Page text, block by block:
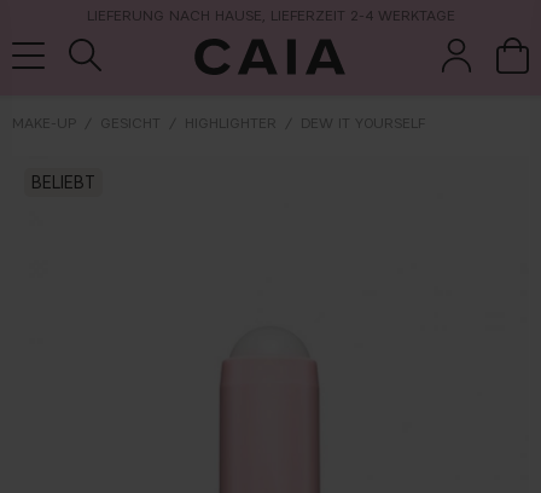
LIEFERUNG NACH HAUSE, LIEFERZEIT 2-4 WERKTAGE
MAKE-UP GESICHT HIGHLIGHTER DEW IT YOURSELF
BELIEBT